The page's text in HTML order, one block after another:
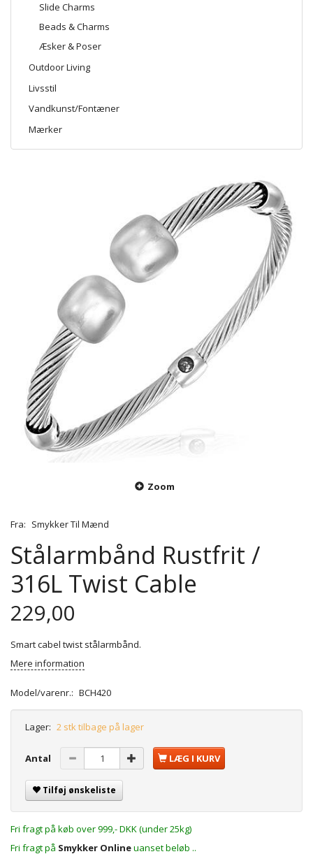
Slide Charms
Beads & Charms
Æsker & Poser
Outdoor Living
Livsstil
Vandkunst/Fontæner
Mærker
Zoom
Fra: Smykker Til Mænd
Stålarmbånd Rustfrit /
316L Twist Cable
229,00
Smart cabel twist stålarmbånd.
Mere information
Model/varenr.: BCH420
Lager: 2 stk tilbage på lager
Antal LÆG I KURV
Tilføj ønskeliste
Fri fragt på køb over 999,- DKK (under 25kg)
Fri fragt på Smykker Onlineuanset beløb ..